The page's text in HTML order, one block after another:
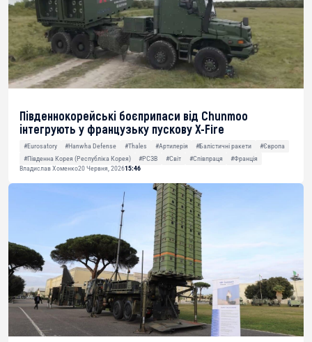
Південнокорейські боєприпаси від Chunmoo
інтегрують у французьку пускову X-Fire
#Eurosatory #Hanwha Defense #Thales #Артилерія #Балістичні ракети
#Європа
#Південна Корея (Республіка Корея)
#РСЗВ #Світ #Співпраця
#Франція
Владислав Хоменко20 Червня, 202615:46